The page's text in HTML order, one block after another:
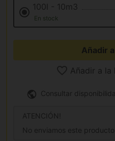
100l - 10m3
En stock
Añadir
Añadir a la
Consultar
ATENCIÓN!
No enviamos este producto